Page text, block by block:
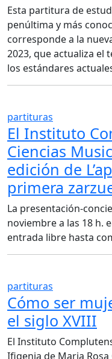
Esta partitura de
penúltima y más
corresponde a la
2023, que actualiza el
los estándares
partituras
El Instituto
Ciencias
edición de
primera
La presentación-
noviembre a las 18 h.
entrada libre hasta
partituras
Cómo ser
el siglo XVIII
El Instituto
Ifigenia de Maria Rosa